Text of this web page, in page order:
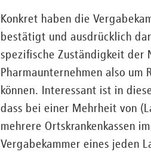
Konkret haben die
bestätigt und ausdrücklich
spezifische Zuständigkeit der
Pharmaunternehmen also
können. Interessant ist in
dass bei einer Mehrheit von
mehrere Ortskrankenkassen
Vergabekammer eines jeden